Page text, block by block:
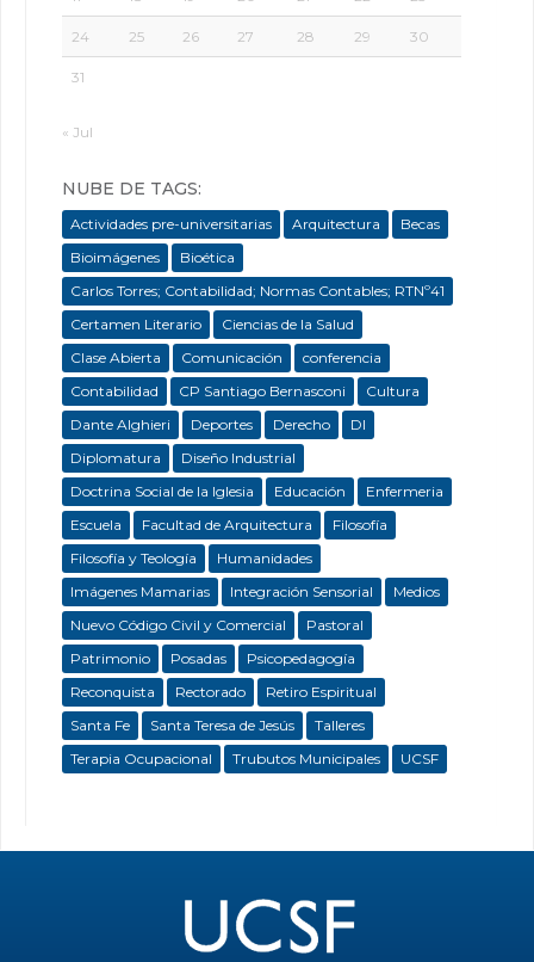
24 25 26 27 28 29 30
31
« Jul
NUBE DE TAGS:
Actividades pre-universitarias Arquitectura
Becas
Bioimágenes
Bioética
Carlos Torres; Contabilidad; Normas Contables; RTNº41
Certamen Literario
Ciencias de la Salud
Clase Abierta
Comunicación
conferencia
Contabilidad
CP Santiago Bernasconi
Cultura
Dante Alghieri
Deportes Derecho
DI
Diplomatura
Diseño Industrial
Doctrina Social de la Iglesia
Educación
Enfermeria
Escuela
Facultad de Arquitectura
Filosofía
Filosofía y Teología
Humanidades
Imágenes Mamarias
Integración Sensorial
Medios
Nuevo Código Civil y Comercial
Pastoral
Patrimonio
Posadas
Psicopedagogía
Reconquista
Rectorado
Retiro Espiritual
Santa Fe
Santa Teresa de Jesús
Talleres
Terapia Ocupacional
Trubutos Municipales UCSF